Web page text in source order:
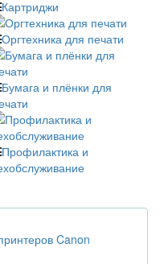
Картриджи
Оргтехника для печати
Бумага и плёнки для
Профилактика и
Canon